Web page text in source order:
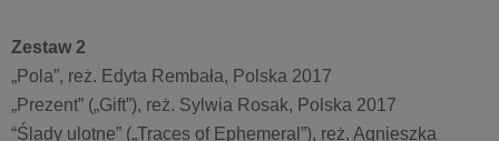
Zestaw 2
„Pola”, reż. Edyta Rembała, Polska 2017
„Prezent” („Gift”), reż. Sylwia Rosak, Polska 2017
“Ślady ulotne” („Traces of Ephemeral”), reż. Agnieszka